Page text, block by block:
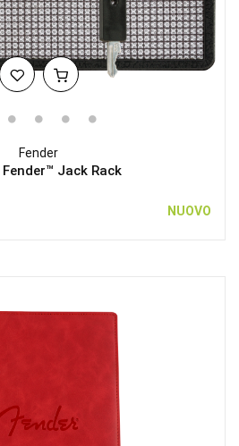
Fender
Fender™ Jack Rack
NUOVO